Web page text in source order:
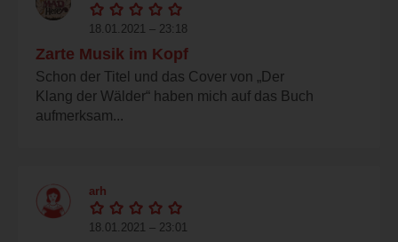
18.01.2021 – 23:18
Zarte Musik im Kopf
Schon der Titel und das Cover von „Der
Klang der Wälder“ haben mich auf das Buch
aufmerksam...
arh
18.01.2021 – 23:01